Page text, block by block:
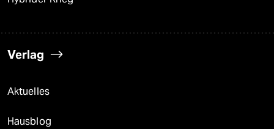
Verlag
Aktuelles
Hausblog